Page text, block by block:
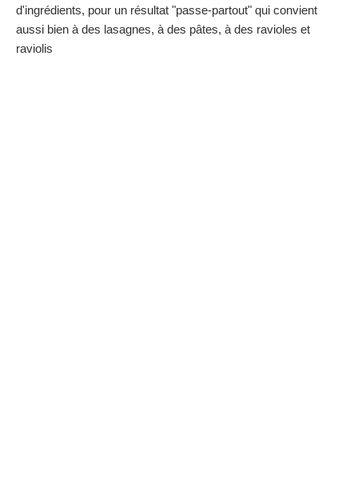
d'ingrédients, pour un résultat "passe-partout" qui convient
aussi bien à des lasagnes, à des pâtes, à des ravioles et
raviolis